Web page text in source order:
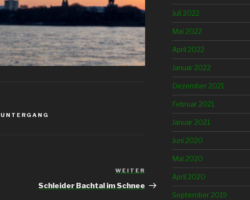
Nächster
Beitrag
WEITER
Schleider Bachtal im Schnee
Juli 2022
Mai 2022
April 2022
Januar 2022
Dezember 2021
Februar 2021
Januar 2021
Juni 2020
Mai 2020
April 2020
September 2019